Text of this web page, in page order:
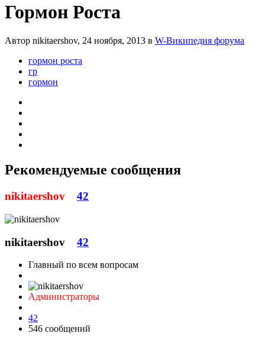
Гормон Роста
Автор nikitaershov, 24 ноября, 2013 в W-Википедия форума
гормон роста
гр
гормон
Рекомендуемые сообщения
nikitaershov 42
nikitaershov 42
Главный по всем вопросам
Администраторы
42
546 сообщений